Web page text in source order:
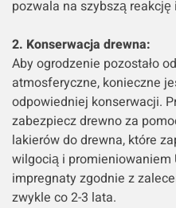
pozwala na szybszą reakcję
2. Konserwacja drewna:
Aby ogrodzenie pozostało
atmosferyczne, konieczne
odpowiedniej konserwacji.
zabezpiecz drewno za
lakierów do drewna, które
wilgocią i promieniowaniem
impregnaty zgodnie z
zwykle co 2-3 lata.